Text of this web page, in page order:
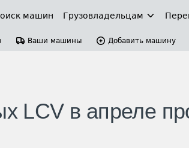
машин Грузовладельцам
Ваши машины Добавить машину
LCV в апреле